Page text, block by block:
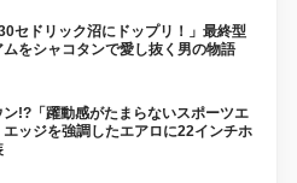
セドリック沼にドップリ！」最終型
ムをシャコタンで愛し抜く男の物語
ン!?「躍動感がたまらないスポーツエ
エッジを強調したエアロに22インチホ